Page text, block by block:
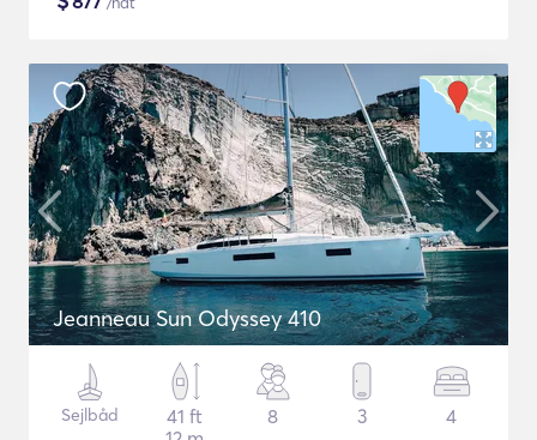
Jeanneau Sun Odyssey 410
Sejlbåd
41 ft
8 3 4